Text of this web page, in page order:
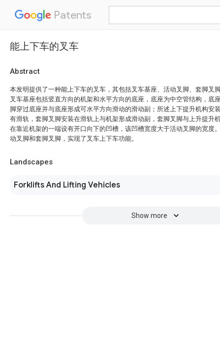
Patents
能上下车的叉车
Abstract
本发明提供了一种能上下车的叉车，其包括叉车基座、活动叉脚、套脚叉
叉车基座包括竖直方向的机架和水平方向的底座，底座为中空管结构，底
脚穿过底座并与底座形成可水平方向滑动的滑动副；所述上下提升机构安
有滑轨，套脚叉脚安装在滑轨上与机架形成滑动副，套脚叉脚与上升提升
在靠近机架的一端设有开口向下的凹槽，该凹槽宽度大于活动叉脚的宽度
动叉脚和套脚叉脚，实现了叉车上下车功能。
Landscapes
Forklifts And Lifting Vehicles
Show more